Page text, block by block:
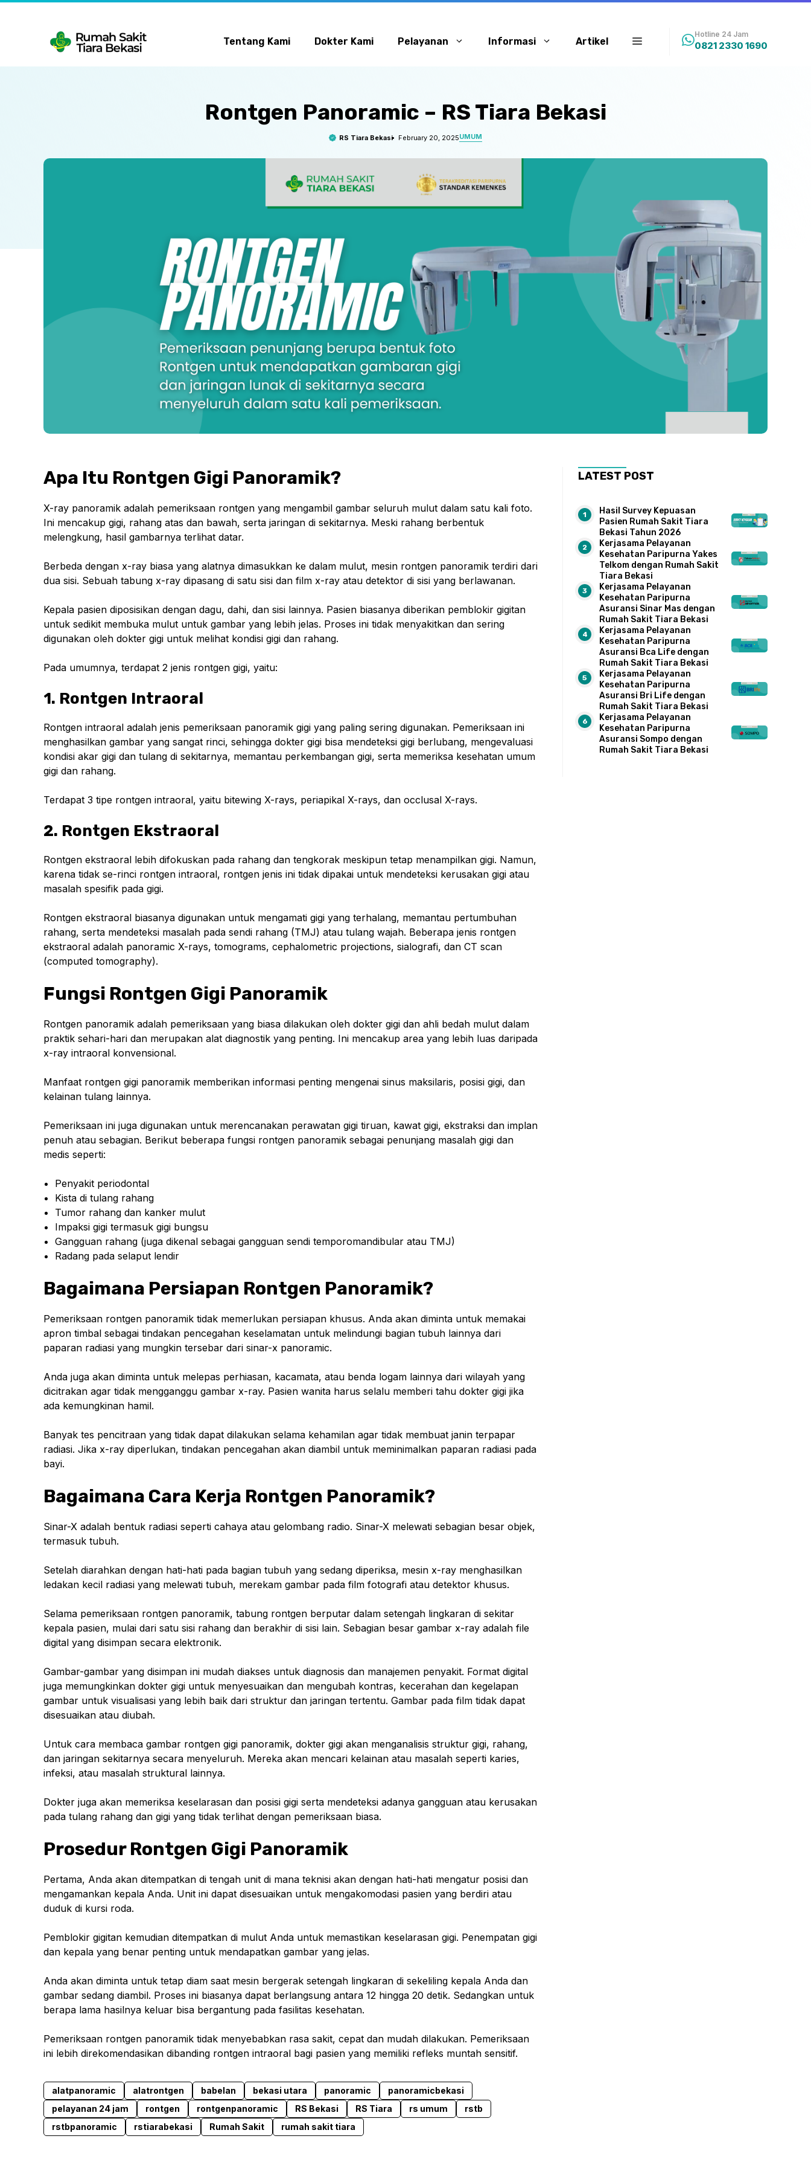
Hotline 24 Jam
0821 2330 1690
Tentang Kami Dokter Kami Pelayanan Informasi Artikel
Rontgen Panoramic – RS Tiara Bekasi
RS Tiara Bekasi February 20, 2025UMUM
Apa Itu Rontgen Gigi Panoramik?
X-ray panoramik adalah pemeriksaan rontgen yang mengambil gambar seluruh mulut dalam satu kali foto.
Ini mencakup gigi, rahang atas dan bawah, serta jaringan di sekitarnya. Meski rahang berbentuk
melengkung, hasil gambarnya terlihat datar.
Berbeda dengan x-ray biasa yang alatnya dimasukkan ke dalam mulut, mesin rontgen panoramik terdiri dari
dua sisi. Sebuah tabung x-ray dipasang di satu sisi dan film x-ray atau detektor di sisi yang berlawanan.
Kepala pasien diposisikan dengan dagu, dahi, dan sisi lainnya. Pasien biasanya diberikan pemblokir gigitan
untuk sedikit membuka mulut untuk gambar yang lebih jelas. Proses ini tidak menyakitkan dan sering
digunakan oleh dokter gigi untuk melihat kondisi gigi dan rahang.
Pada umumnya, terdapat 2 jenis rontgen gigi, yaitu:
1. Rontgen Intraoral
Rontgen intraoral adalah jenis pemeriksaan panoramik gigi yang paling sering digunakan. Pemeriksaan ini
menghasilkan gambar yang sangat rinci, sehingga dokter gigi bisa mendeteksi gigi berlubang, mengevaluasi
kondisi akar gigi dan tulang di sekitarnya, memantau perkembangan gigi, serta memeriksa kesehatan umum
gigi dan rahang.
Terdapat 3 tipe rontgen intraoral, yaitu bitewing X-rays, periapikal X-rays, dan occlusal X-rays.
2. Rontgen Ekstraoral
Rontgen ekstraoral lebih difokuskan pada rahang dan tengkorak meskipun tetap menampilkan gigi. Namun,
karena tidak se-rinci rontgen intraoral, rontgen jenis ini tidak dipakai untuk mendeteksi kerusakan gigi atau
masalah spesifik pada gigi.
Rontgen ekstraoral biasanya digunakan untuk mengamati gigi yang terhalang, memantau pertumbuhan
rahang, serta mendeteksi masalah pada sendi rahang (TMJ) atau tulang wajah. Beberapa jenis rontgen
ekstraoral adalah panoramic X-rays, tomograms, cephalometric projections, sialografi, dan CT scan
(computed tomography).
Fungsi Rontgen Gigi Panoramik
Rontgen panoramik adalah pemeriksaan yang biasa dilakukan oleh dokter gigi dan ahli bedah mulut dalam
praktik sehari-hari dan merupakan alat diagnostik yang penting. Ini mencakup area yang lebih luas daripada
x-ray intraoral konvensional.
Manfaat rontgen gigi panoramik memberikan informasi penting mengenai sinus maksilaris, posisi gigi, dan
kelainan tulang lainnya.
Pemeriksaan ini juga digunakan untuk merencanakan perawatan gigi tiruan, kawat gigi, ekstraksi dan implan
penuh atau sebagian. Berikut beberapa fungsi rontgen panoramik sebagai penunjang masalah gigi dan
medis seperti:
Penyakit periodontal
Kista di tulang rahang
Tumor rahang dan kanker mulut
Impaksi gigi termasuk gigi bungsu
Gangguan rahang (juga dikenal sebagai gangguan sendi temporomandibular atau TMJ)
Radang pada selaput lendir
Bagaimana Persiapan Rontgen Panoramik?
Pemeriksaan rontgen panoramik tidak memerlukan persiapan khusus. Anda akan diminta untuk memakai
apron timbal sebagai tindakan pencegahan keselamatan untuk melindungi bagian tubuh lainnya dari
paparan radiasi yang mungkin tersebar dari sinar-x panoramic.
Anda juga akan diminta untuk melepas perhiasan, kacamata, atau benda logam lainnya dari wilayah yang
dicitrakan agar tidak mengganggu gambar x-ray. Pasien wanita harus selalu memberi tahu dokter gigi jika
ada kemungkinan hamil.
Banyak tes pencitraan yang tidak dapat dilakukan selama kehamilan agar tidak membuat janin terpapar
radiasi. Jika x-ray diperlukan, tindakan pencegahan akan diambil untuk meminimalkan paparan radiasi pada
bayi.
Bagaimana Cara Kerja Rontgen Panoramik?
Sinar-X adalah bentuk radiasi seperti cahaya atau gelombang radio. Sinar-X melewati sebagian besar objek,
termasuk tubuh.
Setelah diarahkan dengan hati-hati pada bagian tubuh yang sedang diperiksa, mesin x-ray menghasilkan
ledakan kecil radiasi yang melewati tubuh, merekam gambar pada film fotografi atau detektor khusus.
Selama pemeriksaan rontgen panoramik, tabung rontgen berputar dalam setengah lingkaran di sekitar
kepala pasien, mulai dari satu sisi rahang dan berakhir di sisi lain. Sebagian besar gambar x-ray adalah file
digital yang disimpan secara elektronik.
Gambar-gambar yang disimpan ini mudah diakses untuk diagnosis dan manajemen penyakit. Format digital
juga memungkinkan dokter gigi untuk menyesuaikan dan mengubah kontras, kecerahan dan kegelapan
gambar untuk visualisasi yang lebih baik dari struktur dan jaringan tertentu. Gambar pada film tidak dapat
disesuaikan atau diubah.
Untuk cara membaca gambar rontgen gigi panoramik, dokter gigi akan menganalisis struktur gigi, rahang,
dan jaringan sekitarnya secara menyeluruh. Mereka akan mencari kelainan atau masalah seperti karies,
infeksi, atau masalah struktural lainnya.
Dokter juga akan memeriksa keselarasan dan posisi gigi serta mendeteksi adanya gangguan atau kerusakan
pada tulang rahang dan gigi yang tidak terlihat dengan pemeriksaan biasa.
Prosedur Rontgen Gigi Panoramik
Pertama, Anda akan ditempatkan di tengah unit di mana teknisi akan dengan hati-hati mengatur posisi dan
mengamankan kepala Anda. Unit ini dapat disesuaikan untuk mengakomodasi pasien yang berdiri atau
duduk di kursi roda.
Pemblokir gigitan kemudian ditempatkan di mulut Anda untuk memastikan keselarasan gigi. Penempatan gigi
dan kepala yang benar penting untuk mendapatkan gambar yang jelas.
Anda akan diminta untuk tetap diam saat mesin bergerak setengah lingkaran di sekeliling kepala Anda dan
gambar sedang diambil. Proses ini biasanya dapat berlangsung antara 12 hingga 20 detik. Sedangkan untuk
berapa lama hasilnya keluar bisa bergantung pada fasilitas kesehatan.
Pemeriksaan rontgen panoramik tidak menyebabkan rasa sakit, cepat dan mudah dilakukan. Pemeriksaan
ini lebih direkomendasikan dibanding rontgen intraoral bagi pasien yang memiliki refleks muntah sensitif.
alatpanoramic alatrontgen babelan bekasi utara panoramic
panoramicbekasi
pelayanan 24 jam
rontgen rontgenpanoramic RS Bekasi RS Tiara rs umum
rstb
rstbpanoramic
rstiarabekasi Rumah Sakit rumah sakit tiara
LATEST POST
Hasil Survey Kepuasan
Pasien Rumah Sakit Tiara
Bekasi Tahun 2026
Kerjasama Pelayanan
Kesehatan Paripurna Yakes
Telkom dengan Rumah Sakit
Tiara Bekasi
Kerjasama Pelayanan
Kesehatan Paripurna
Asuransi Sinar Mas dengan
Rumah Sakit Tiara Bekasi
Kerjasama Pelayanan
Kesehatan Paripurna
Asuransi Bca Life dengan
Rumah Sakit Tiara Bekasi
Kerjasama Pelayanan
Kesehatan Paripurna
Asuransi Bri Life dengan
Rumah Sakit Tiara Bekasi
Kerjasama Pelayanan
Kesehatan Paripurna
Asuransi Sompo dengan
Rumah Sakit Tiara Bekasi